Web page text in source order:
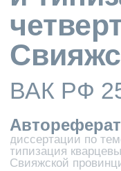
ВАК РФ
Автореферат
диссертации по
типизация
Свияжской